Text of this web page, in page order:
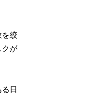
を絞
クが
日